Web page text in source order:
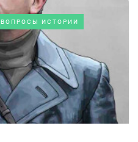
ВОПРОСЫ ИСТОРИИ